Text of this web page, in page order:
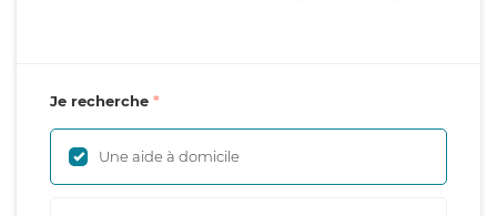
Je recherche
Une aide à domicile